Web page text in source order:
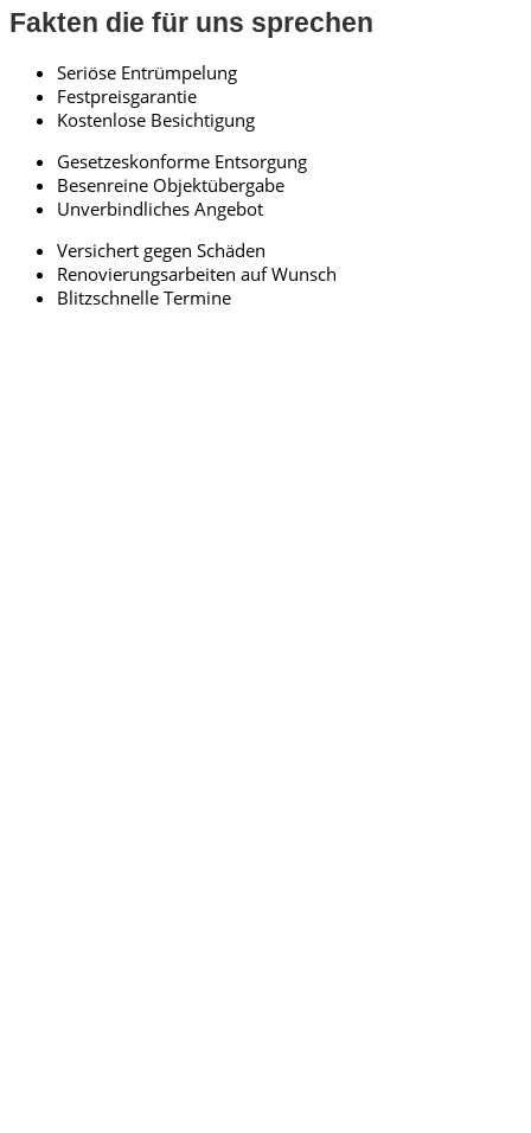
Fakten die für uns sprechen
Seriöse Entrümpelung
Festpreisgarantie
Kostenlose Besichtigung
Gesetzeskonforme Entsorgung
Besenreine Objektübergabe
Unverbindliches Angebot
Versichert gegen Schäden
Renovierungsarbeiten auf Wunsch
Blitzschnelle Termine